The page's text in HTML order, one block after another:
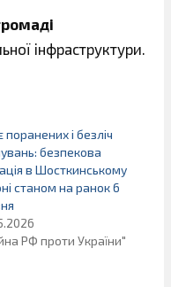
інфраструктури.
поранених і безліч
безпекова
в Шосткинському
станом на ранок 6
РФ проти України"